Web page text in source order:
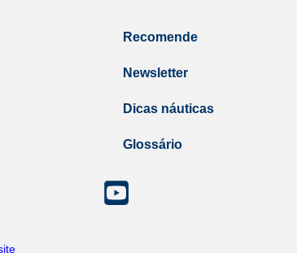
Recomende
Newsletter
Dicas náuticas
Glossário